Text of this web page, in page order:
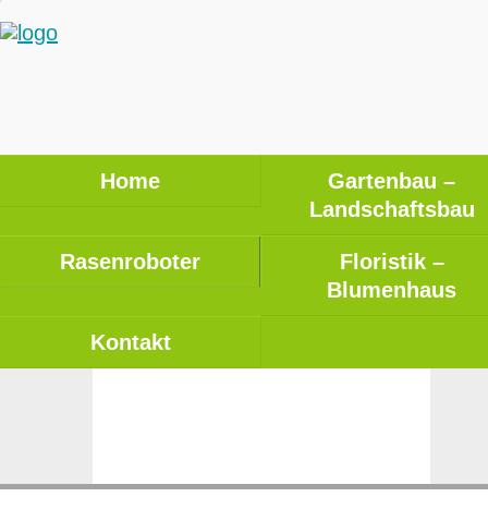
Home
Gartenbau –
Landschaftsbau
Rasenroboter
Floristik –
Blumenhaus
Kontakt